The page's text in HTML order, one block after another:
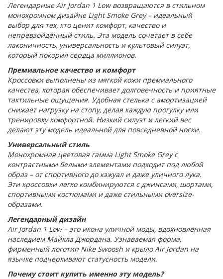
Легендарные Air Jordan 1 Low возвращаются в стильном
монохромном дизайне Light Smoke Grey – идеальный
выбор для тех, кто ценит комфорт, качество и
непревзойдённый стиль. Эта модель сочетает в себе
лаконичность, универсальность и культовый силуэт,
который покорил сердца миллионов.
Премиальное качество и комфорт
Кроссовки выполнены из мягкой кожи премиального
качества, которая обеспечивает долговечность и приятные
тактильные ощущения. Удобная стелька с амортизацией
снижает нагрузку на стопу, делая каждую прогулку или
тренировку комфортной. Низкий силуэт и легкий вес
делают эту модель идеальной для повседневной носки.
Универсальный стиль
Монохромная цветовая гамма Light Smoke Grey с
контрастными белыми элементами подходит под любой
образ – от спортивного до кэжуал и даже уличного лука.
Эти кроссовки легко комбинируются с джинсами, шортами,
спортивными костюмами и даже стильными oversize-
образами.
Легендарный дизайн
Air Jordan 1 Low – это икона уличной моды, вдохновлённая
наследием Майкла Джордана. Узнаваемая форма,
фирменный логотип Nike Swoosh и крыло Air Jordan на
язычке подчеркивают статусность модели.
Почему стоит купить именно эту модель?